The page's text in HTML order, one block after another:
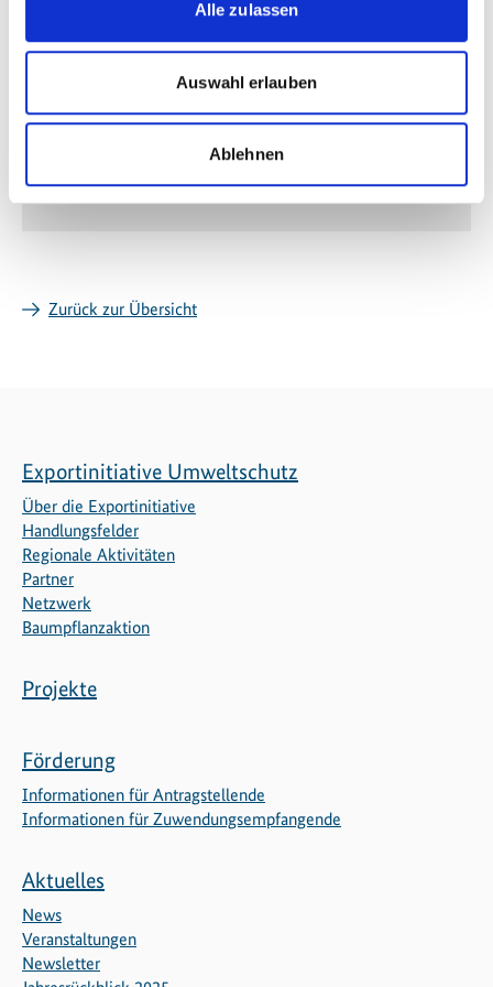
Alle zulassen
Auswahl erlauben
Ablehnen
Weitere Informationen
Projekt AHK Neuseeland
Zurück zur Übersicht
Exportinitiative Umweltschutz
Über die Exportinitiative
Handlungsfelder
Regionale Aktivitäten
Partner
Netzwerk
Baumpflanzaktion
Projekte
Förderung
Informationen für Antragstellende
Informationen für Zuwendungsempfangende
Aktuelles
News
Veranstaltungen
Newsletter